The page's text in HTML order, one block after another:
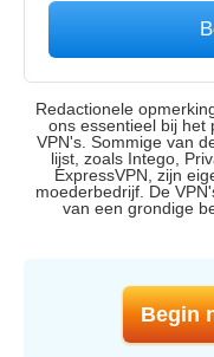
Redactionele
ons essentieel bij het
VPN's. Sommige van
lijst, zoals Intego,
ExpressVPN, zijn
moederbedrijf. De
van een grondige
Begin